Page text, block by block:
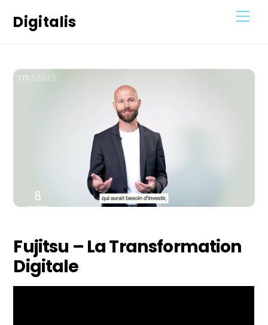
Digitalis
8
MARS
Fujitsu – La Transformation
Digitale